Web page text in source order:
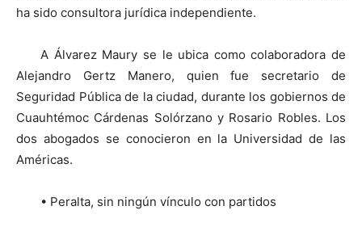
ha sido consultora jurídica independiente.
A Álvarez Maury se le ubica como colaboradora de
Alejandro Gertz Manero, quien fue secretario de
Seguridad Pública de la ciudad, durante los gobiernos de
Cuauhtémoc Cárdenas Solórzano y Rosario Robles. Los
dos abogados se conocieron en la Universidad de las
Américas.
• Peralta, sin ningún vínculo con partidos